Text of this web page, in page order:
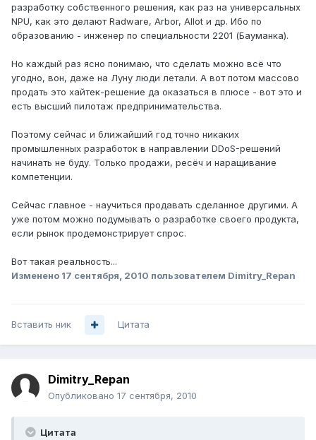
разработку собственного решения, как раз на универсальных
NPU, как это делают Radware, Arbor, Allot и др. Ибо по
образованию - инженер по специальности 2201 (Бауманка).
Но каждый раз ясно понимаю, что сделать можно всё что
угодно, вон, даже на Луну люди летали. А вот потом массово
продать это хайтек-решение да оказаться в плюсе - вот это и
есть высший пилотаж предпринимательства.
Поэтому сейчас и ближайший год точно никаких
промышленных разработок в направлении DDoS-решений
начинать не буду. Только продажи, ресёч и наращивание
компетенции.
Сейчас главное - научиться продавать сделанное другими. А
уже потом можно подумывать о разработке своего продукта,
если рынок продемонстрирует спрос.
Вот такая реальность...
Изменено 17 сентября, 2010 пользователем Dimitry_Repan
Вставить ник Цитата
Dimitry_Repan
Опубликовано 17 сентября, 2010
Цитата